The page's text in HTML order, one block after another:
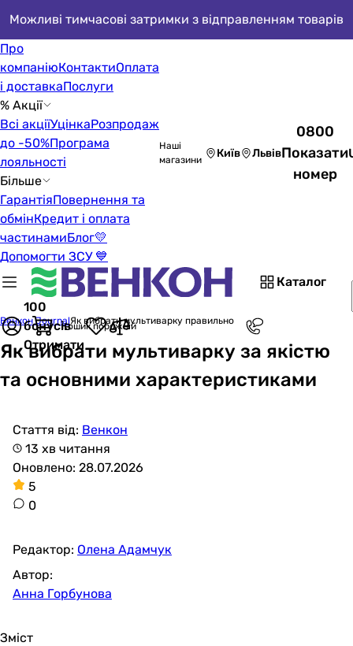
Можливі тимчасові затримки з відправленням товарів
Про
компаніюКонтактиОплата
і доставкаПослуги
% Акції
Всі акціїУцінкаРозпродаж
до -50%Програма
лояльності
Більше
ГарантіяПовернення та
обмінКредит і оплата
частинамиБлог💛
Допомогти ЗСУ 💙
Наші
магазини
Київ Львів
0800
Показати
номер
Каталог
100
бонусів
Отримати
Кошик порожній
Венкон JournalЯк вибрати мультиварку правильно
Як вибрати мультиварку за якістю
та основними характеристиками
Стаття від: Венкон
13 хв читання
Оновлено: 28.07.2026
5
0
Редактор: Олена Адамчук
Автор:
Анна Горбунова
Зміст